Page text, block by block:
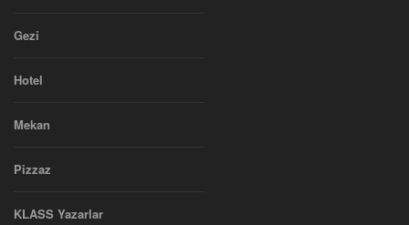
Gezi
Hotel
Mekan
Pizzaz
KLASS Yazarlar